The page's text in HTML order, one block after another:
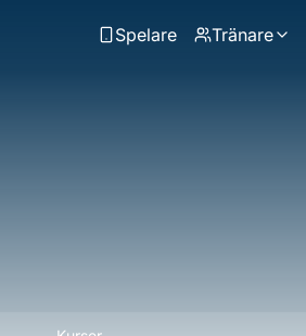
Spelare Tränare